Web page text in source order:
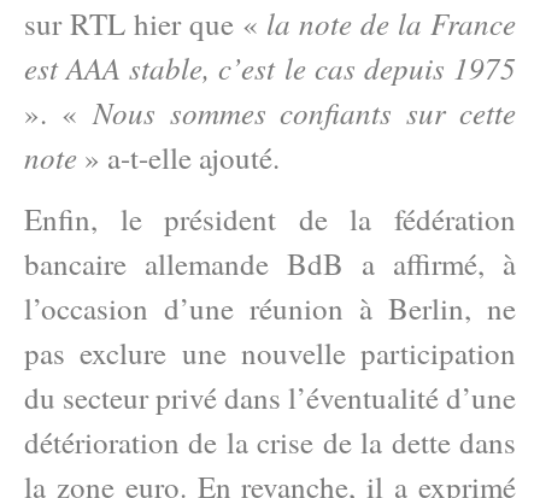
sur RTL hier que « la note de la France
est AAA stable, c’est le cas depuis 1975
». « Nous sommes confiants sur cette
note » a-t-elle ajouté.
Enfin, le président de la fédération
bancaire allemande BdB a affirmé, à
l’occasion d’une réunion à Berlin, ne
pas exclure une nouvelle participation
du secteur privé dans l’éventualité d’une
détérioration de la crise de la dette dans
la zone euro. En revanche, il a exprimé